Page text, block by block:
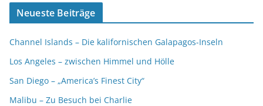
Neueste Beiträge
Channel Islands – Die kalifornischen Galapagos-Inseln
Los Angeles – zwischen Himmel und Hölle
San Diego – „America’s Finest City“
Malibu – Zu Besuch bei Charlie